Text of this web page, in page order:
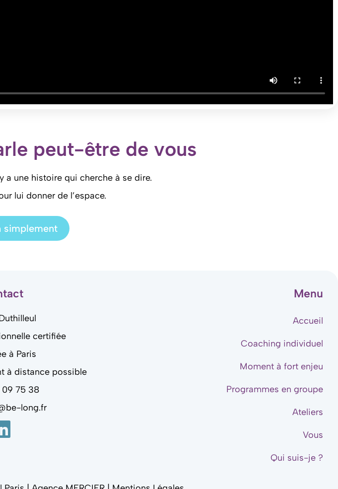
peut-être de vous
a une histoire qui cherche à se dire.
lui donner de l’espace.
simplement
certifiée
à Paris
à distance possible
09 75 38
long.fr
Menu
Accueil
Coaching individuel
Moment à fort enjeu
Programmes en groupe
Ateliers
Vous
Qui suis-je ?